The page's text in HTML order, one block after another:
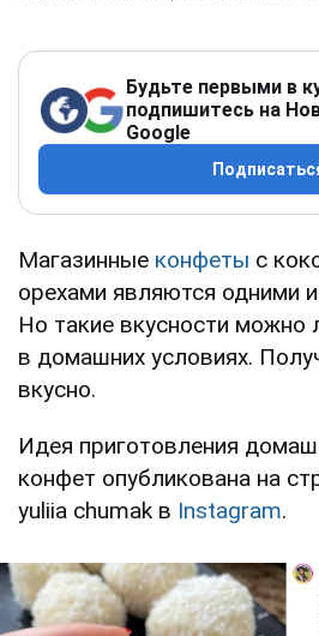
Будьте первыми в
подпишитесь на
Google
Магазинные конфеты с
орехами являются одними
Но такие вкусности можно
в домашних условиях.
вкусно.
Идея приготовления
конфет опубликована на
yuliia chumak в Instagram.